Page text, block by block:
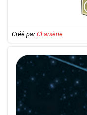
Créé parCharsène